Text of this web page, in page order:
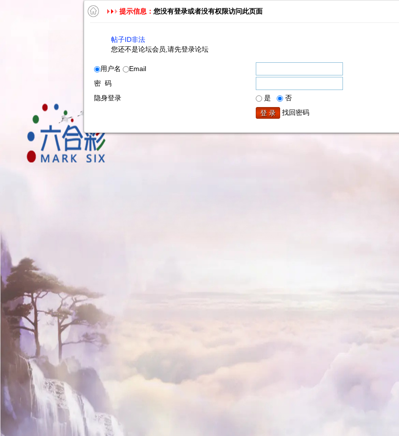
提示信息： 您没有登录或者没有权限访问此页面
帖子ID非法
您还不是论坛会员,请先登录论坛
用户名
Email
密 码
隐身登录
是
否
找回密码